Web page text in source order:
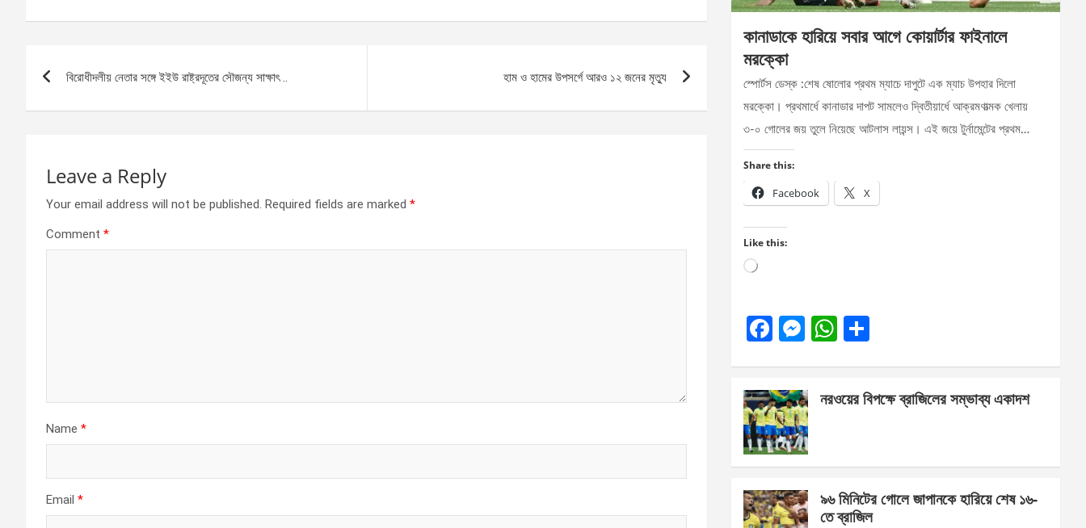
ce
o
se
g
at
A
ar
navigation
বিরোধীদলীয় নেতার সঙ্গে ইইউ রাষ্ট্রদূতের সৌজন্য সাক্ষাৎ .. হাম ও হামের উপসর্গে আরও ১২ জনের মৃত্যু
Leave a Reply
Your email address will not be published. Required fields are marked *
Comment *
Name *
Email *
কানাডাকে হারিয়ে সবার আগে কোয়ার্টার ফাইনালে
মরক্কো
স্পোর্টস ডেস্ক :শেষ ষোলোর প্রথম ম্যাচে দাপুটে এক ম্যাচ উপহার দিলো
মরক্কো। প্রথমার্ধে কানাডার দাপট সামলেও দ্বিতীয়ার্ধে আক্রমণাত্মক খেলায়
৩-০ গোলের জয় তুলে নিয়েছে আটলাস লায়ন্স। এই জয়ে টুর্নামেন্টের প্রথম…
Share this:
Facebook X
Like this:
Loading…
F
b
o
o
k
M
n
g
er
W
s
e
নরওয়ের বিপক্ষে ব্রাজিলের সম্ভাব্য একাদশ
৯৬ মিনিটের গোলে জাপানকে হারিয়ে শেষ ১৬-
তে ব্রাজিল